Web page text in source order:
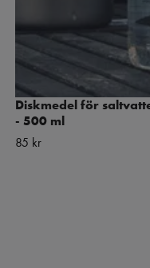
Diskmedel för
- 500 ml
85 kr